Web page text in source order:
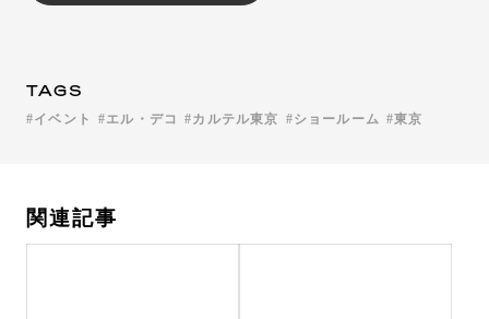
TAGS
イベント エル・デコ カルテル東京 ショールーム 東京
関連記事